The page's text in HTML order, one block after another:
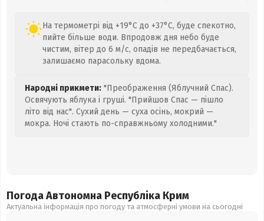
На термометрі від +19°C до +37°C, буде спекотно,
пийте більше води. Впродовж дня небо буде
чистим, вітер до 6 м/с, опадів не передбачається,
залишаємо парасольку вдома.
Народні прикмети: "Преображення (Яблучний Спас).
Освячують яблука і груші. "Прийшов Спас — пішло
літо від нас". Сухий день — суха осінь, мокрий —
мокра. Ночі стають по-справжньому холодними."
Погода Автономна Республіка Крим
Актуальна інформація про погоду та атмосферні умови на сьогодні